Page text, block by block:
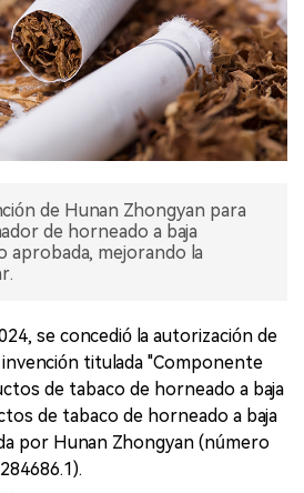
de Hunan Zhongyan para
de horneado a baja
aprobada, mejorando la
se concedió la autorización de
titulada "Componente
de tabaco de horneado a baja
de tabaco de horneado a baja
por Hunan Zhongyan (número